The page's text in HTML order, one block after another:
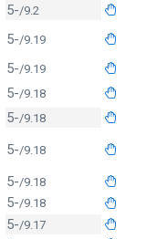
5-/9.2
5-/9.19
5-/9.19
5-/9.18
5-/9.18
5-/9.18
5-/9.18
5-/9.18
5-/9.17